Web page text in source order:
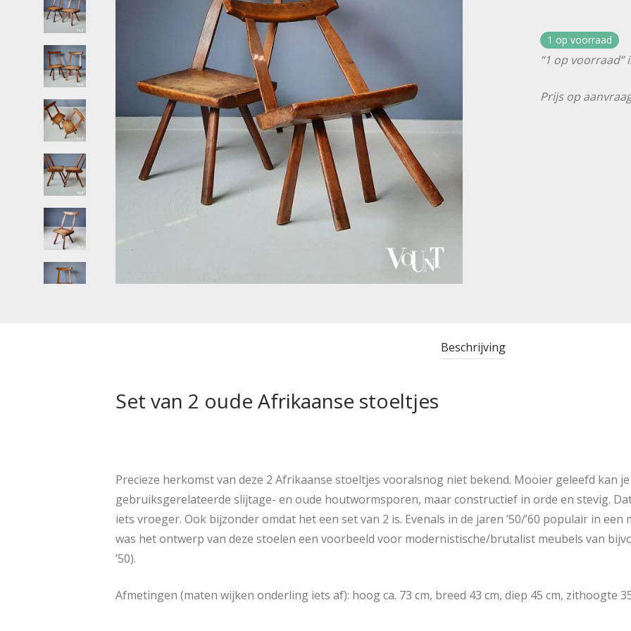
1 op voorraad
“1 op voorraad”
Prijs op
Beschrijving
Set van 2 oude Afrikaanse stoeltjes
Precieze herkomst van deze 2 Afrikaanse stoeltjes vooralsnog niet bekend. Mooier geleefd kan
gebruiksgerelateerde slijtage- en oude houtwormsporen, maar constructief in orde en stevig.
iets vroeger. Ook bijzonder omdat het een set van 2 is. Evenals in de jaren ’50/’60 populair in
was het ontwerp van deze stoelen een voorbeeld voor modernistische/brutalist meubels van
’50).
Afmetingen (maten wijken onderling iets af): hoog ca. 73 cm, breed 43 cm, diep 45 cm, zithoogte